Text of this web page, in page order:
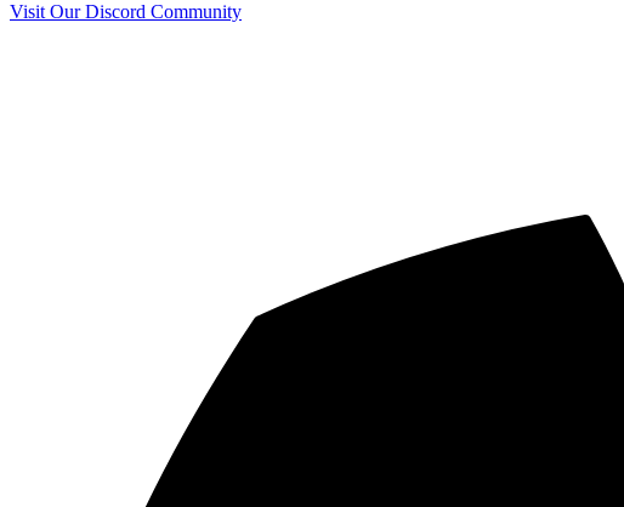
Visit Our Discord Community